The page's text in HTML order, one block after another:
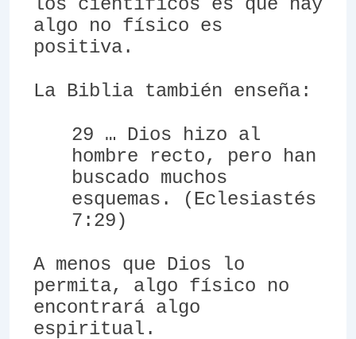
los científicos es que hay
algo no físico es
positiva.
La Biblia también enseña:
29 … Dios hizo al
hombre recto, pero han
buscado muchos
esquemas. (Eclesiastés
7:29)
A menos que Dios lo
permita, algo físico no
encontrará algo
espiritual.